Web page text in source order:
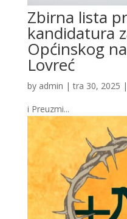
Zbirna lista
kandidatura
Općinskog
Lovreć
by admin |tra 30, 2025 |
i Preuzmi...